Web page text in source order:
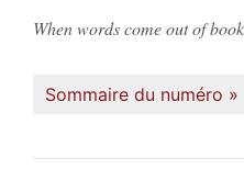
When words come out of
Sommaire du numéro